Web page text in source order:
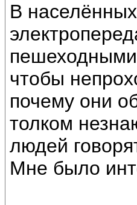
В
чтобы
почему они
толком
людей
Мне было